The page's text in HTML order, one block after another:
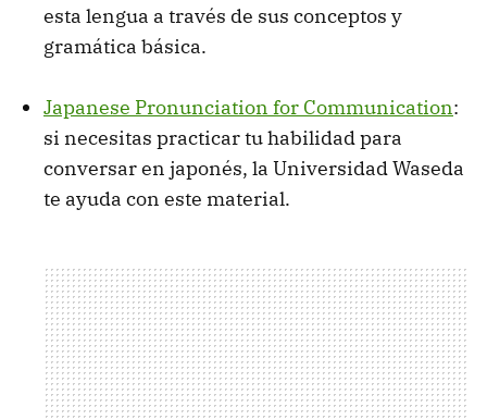
esta lengua a través de sus conceptos y
gramática básica.
Japanese Pronunciation for Communication:
si necesitas practicar tu habilidad para
conversar en japonés, la Universidad Waseda
te ayuda con este material.